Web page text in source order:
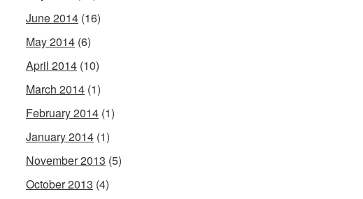
June 2014 (16)
May 2014 (6)
April 2014 (10)
March 2014 (1)
February 2014 (1)
January 2014 (1)
November 2013 (5)
October 2013 (4)